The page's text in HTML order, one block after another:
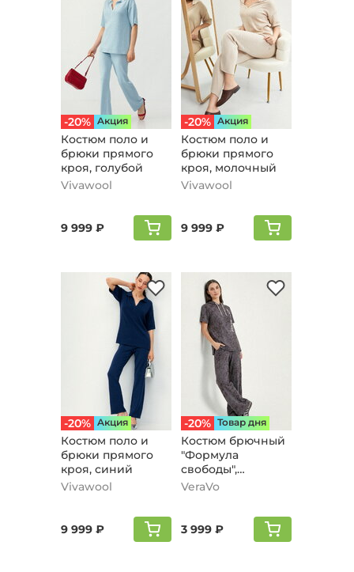
-20% Aкция
Костюм поло и
брюки прямого
кроя, голубой
Vivawool
9 999 ₽
-20% Aкция
Костюм поло и
брюки прямого
кроя, молочный
Vivawool
9 999 ₽
-20% Aкция
Костюм поло и
брюки прямого
кроя, синий
Vivawool
9 999 ₽
-20% Товар дня
Костюм брючный
"Формула
свободы",
кофейный
VeraVo
3 999 ₽